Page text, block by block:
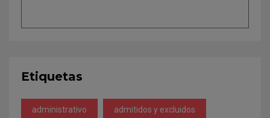
Etiquetas
administrativo admitidos y excluidos